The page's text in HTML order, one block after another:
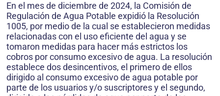
En el mes de diciembre de 2024, la Comisión de
Regulación de Agua Potable expidió la Resolución
1005, por medio de la cual se establecieron medidas
relacionadas con el uso eficiente del agua y se
tomaron medidas para hacer más estrictos los
cobros por consumo excesivo de agua. La resolución
establece dos desincentivos, el primero de ellos
dirigido al consumo excesivo de agua potable por
parte de los usuarios y/o suscriptores y el segundo,